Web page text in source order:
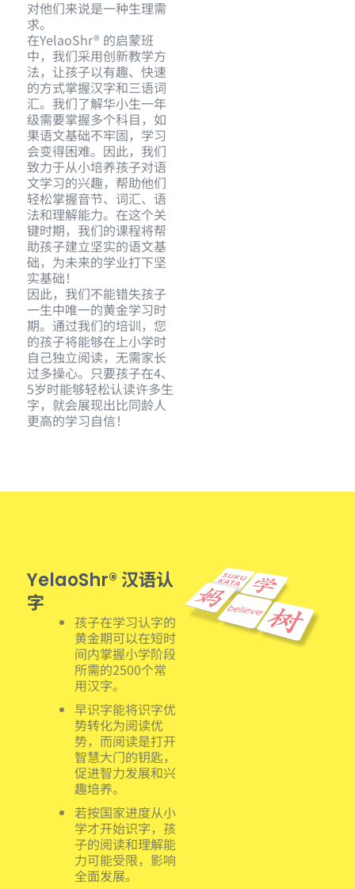
对他们来说是一种生理需
求。
在YelaoShr® 的启蒙班
中，我们采用创新教学方
法，让孩子以有趣、快速
的方式掌握汉字和三语词
汇。我们了解华小生一年
级需要掌握多个科目，如
果语文基础不牢固，学习
会变得困难。因此，我们
致力于从小培养孩子对语
文学习的兴趣，帮助他们
轻松掌握音节、词汇、语
法和理解能力。在这个关
键时期，我们的课程将帮
助孩子建立坚实的语文基
础，为未来的学业打下坚
实基础！
因此，我们不能错失孩子
一生中唯一的黄金学习时
期。通过我们的培训，您
的孩子将能够在上小学时
自己独立阅读，无需家长
过多操心。只要孩子在4、
5岁时能够轻松认读许多生
字，就会展现出比同龄人
更高的学习自信！
YelaoShr® 汉语认
字
孩子在学习认字的
黄金期可以在短时
间内掌握小学阶段
所需的2500个常
用汉字。
早识字能将识字优
势转化为阅读优
势，而阅读是打开
智慧大门的钥匙，
促进智力发展和兴
趣培养。
若按国家进度从小
学才开始识字，孩
子的阅读和理解能
力可能受限，影响
全面发展。